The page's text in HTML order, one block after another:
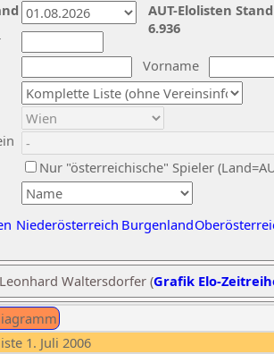
Vorname
Nur "österreichische" Spieler
Niederösterreich Burgenland
AUT-Elolisten
6.936
Waltersdorfer (Grafik Elo-
1. Juli 2006